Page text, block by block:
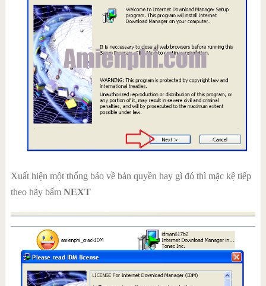
Xuất hiện một thống báo về bản quyền hay gì đó thì mặc kệ tiếp
theo hãy bấm NEXT